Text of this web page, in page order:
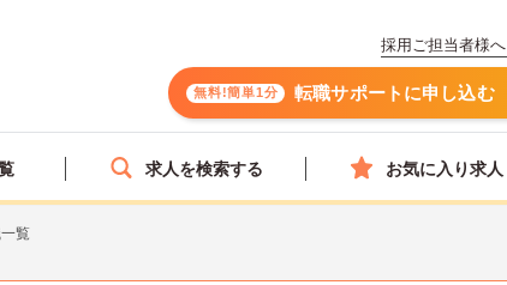
採用ご担当者様へ
無料!簡単1分 転職サポートに申し込む
求人を検索する お気に入り求人
覧